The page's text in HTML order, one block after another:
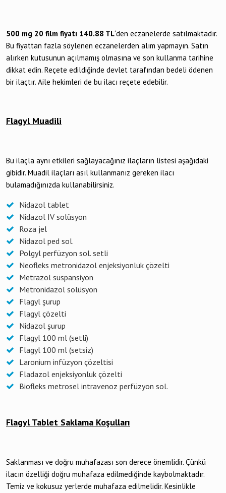
500 mg 20 film fiyatı 140.88 TL‘den eczanelerde satılmaktadır.
Bu fiyattan fazla söylenen eczanelerden alım yapmayın. Satın
alırken kutusunun açılmamış olmasına ve son kullanma tarihine
dikkat edin. Reçete edildiğinde devlet tarafından bedeli ödenen
bir ilaçtır. Aile hekimleri de bu ilacı reçete edebilir.
Flagyl Muadili
Bu ilaçla aynı etkileri sağlayacağınız ilaçların listesi aşağıdaki
gibidir. Muadil ilaçları asıl kullanmanız gereken ilacı
bulamadığınızda kullanabilirsiniz.
Nidazol tablet
Nidazol IV solüsyon
Roza jel
Nidazol ped sol.
Polgyl perfüzyon sol. setli
Neofleks metronidazol enjeksiyonluk çözelti
Metrazol süspansiyon
Metronidazol solüsyon
Flagyl şurup
Flagyl çözelti
Nidazol şurup
Flagyl 100 ml (setli)
Flagyl 100 ml (setsiz)
Laronium infüzyon çözeltisi
Fladazol enjeksiyonluk çözelti
Biofleks metrosel intravenoz perfüzyon sol.
Flagyl Tablet Saklama Koşulları
Saklanması ve doğru muhafazası son derece önemlidir. Çünkü
ilacın özelliği doğru muhafaza edilmediğinde kaybolmaktadır.
Temiz ve kokusuz yerlerde muhafaza edilmelidir. Kesinlikle